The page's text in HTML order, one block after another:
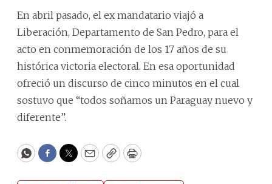
En abril pasado, el ex mandatario viajó a
Liberación, Departamento de San Pedro, para el
acto en conmemoración de los 17 años de su
histórica victoria electoral. En esa oportunidad
ofreció un discurso de cinco minutos en el cual
sostuvo que “todos soñamos un Paraguay nuevo y
diferente”.
WhatsApp
Facebook
Twitter
EmailCopyPrint